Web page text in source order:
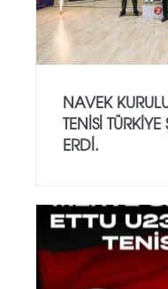
NAVEK
TENISI
ERDI.